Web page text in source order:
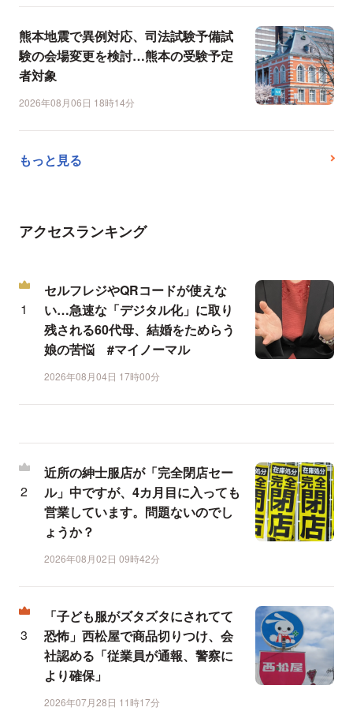
熊本地震で異例対応、司法試験予備試
験の会場変更を検討…熊本の受験予定
者対象
2026年08月06日 18時14分
もっと見る
アクセスランキング
セルフレジやQRコードが使えな
い…急速な「デジタル化」に取り
残される60代母、結婚をためらう
娘の苦悩 #マイノーマル
2026年08月04日 17時00分
近所の紳士服店が「完全閉店セー
ル」中ですが、4カ月目に入っても
営業しています。問題ないのでし
ょうか？
2026年08月02日 09時42分
「子ども服がズタズタにされてて
恐怖」西松屋で商品切りつけ、会
社認める「従業員が通報、警察に
より確保」
2026年07月28日 11時17分